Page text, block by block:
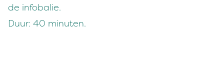
de infobalie.
Duur: 40 minuten.